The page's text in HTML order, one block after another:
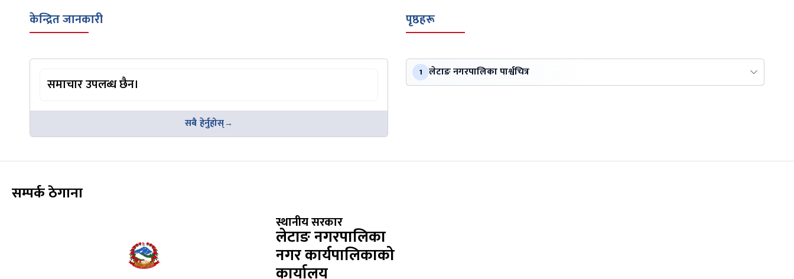
केन्द्रित जानकारी
समाचार उपलब्ध छैन।
सबै हेर्नुहोस्
पृष्ठहरू
1 लेटाङ नगरपालिका पार्श्वचित्र
सम्पर्क ठेगाना
स्थानीय सरकार
लेटाङ नगरपालिका
नगर कार्यपालिकाको